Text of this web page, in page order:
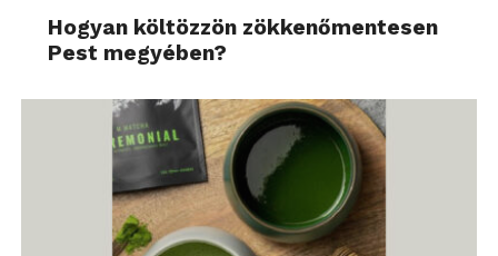
Hogyan költözzön zökkenőmentesen
Pest megyében?